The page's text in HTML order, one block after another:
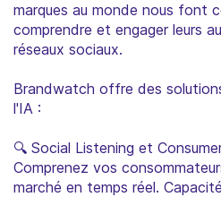
marques au monde nous font
comprendre et engager leurs
réseaux sociaux.
Brandwatch offre des
l'IA :
🔍 Social Listening et
Comprenez vos
marché en temps réel.